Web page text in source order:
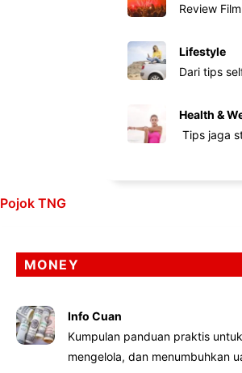
Review
Lifestyle
Dari tips
Health &
Tips jaga
Pojok TNG
MONEY
Info Cuan
Kumpulan panduan praktis
mengelola, dan menumbuhkan